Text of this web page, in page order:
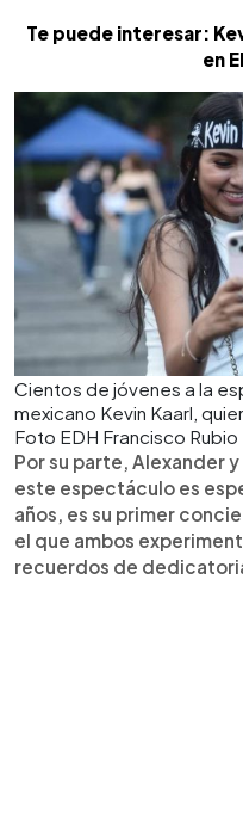
Te puede interesar:
en
Cientos de jóvenes a la
mexicano Kevin Kaarl,
Foto EDH Francisco Rubio
Por su parte, Alexander
este espectáculo es
años, es su primer
el que ambos
recuerdos de